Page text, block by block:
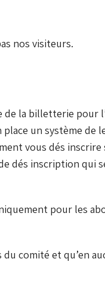
nos visiteurs.
de la billetterie pour
un système de
vous dés inscrire
dés inscription qui
pour les
comité et qu’en